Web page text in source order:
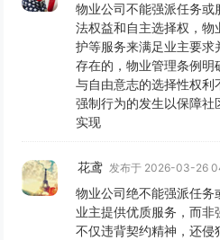
物业公司不能强派任务
法权益和自主选择权，
护等服务来满足业主要
存在的，物业管理条例
与自由意志的选择性权利
强制行为的发生以保障
实现
花鸢 发布于 2026-03-26
物业公司绝不能强派任
业主提供优质服务，而
不仅违背契约精神，还